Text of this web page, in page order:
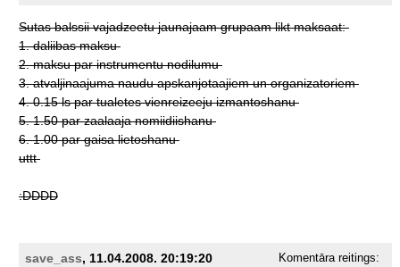
Sutas balssii vajadzeetu jaunajaam grupaam likt maksaat:
1. daliibas maksu
2. maksu par instrumentu nodilumu
3. atvaljinaajuma naudu apskanjotaajiem un organizatoriem
4. 0.15 ls par tualetes vienreizeeju izmantoshanu
5. 1.50 par zaalaaja nomiidiishanu
6. 1.00 par gaisa lietoshanu
uttt
:DDDD
save_ass, 11.04.2008. 20:19:20
Komentāra reitings: